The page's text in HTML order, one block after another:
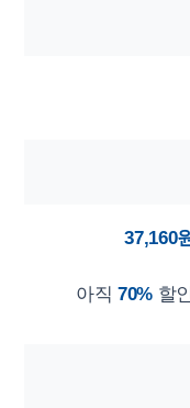
37,160
아직 70%할